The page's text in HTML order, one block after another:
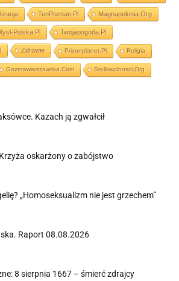
TenPoznan.pl Magnapolonia.org
Polska.pl Twojapogoda.pl
Zdrowie Prisonplanet.pl Religia
Gazetawarszawska.com Stolikwolnosci.org
Kazach ją zgwałcił
oskarżony o zabójstwo
„Homoseksualizm nie jest grzechem”
Raport 08.08.2026
8 sierpnia 1667 – śmierć zdrajcy